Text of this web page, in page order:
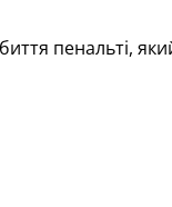
пенальті,